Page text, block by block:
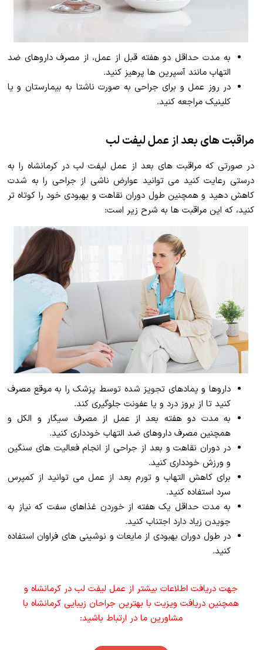
به مدت حداقل دو هفته قبل از عمل، از مصرف داروهای ضد
التهاب مانند آسپرین ها پرهیز کنید.
در روز عمل و برای جراحی به صورت ناشتا به بیمارستان و یا
کلینیک مراجعه کنید.
مراقبت های بعد از عمل لیفت لب
در صورتی که مراقبت های بعد از عمل لیفت لب در کرمانشاه را به
درستی رعایت کنید می توانید عوارض ناشی از جراحی را به شدت
کاهش دهید و همچنین طول دوران نقاهت و بهبودی خود را کوتاه تر
کنید، که این مراقبت ها به شرح زیر است:
داروها و پمادهای تجویز شده توسط پزشک را به موقع مصرف
کنید تا از بروز درد و یا عفونت جلوگیری کند.
به مدت دو هفته بعد از عمل از مصرف سیگار و الکل و
همچنین مصرف داروهای ضد التهاب خودداری کنید.
در دوران نقاهت و بعد از جراحی از انجام فعالیت های سنگین
و ورزش خودداری کنید.
برای کاهش التهاب و تورم بعد از عمل می توانید از کمپرس
سرد استفاده کنید.
به مدت حداقل یک هفته از خوردن غذاهای سفت که نیاز به
جویدن زیاد دارد اجتناب کنید.
در طول دوران بهبودی از مایعات و نوشینی های فراوان استفاده
کنید.
جهت دریافت اطلاعات بیشتر از عمل لیفت لب در کرمانشاه و
همچنین دریافت ویزیت با بهترین جراحان زیبایی کرمانشاه با
مشاورین ما در ارتباط باشید: